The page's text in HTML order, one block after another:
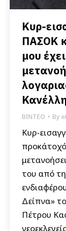
Κυρ-
ΠΑΣΟΚ
μου
ΒΙΝΤΕΟ By
Κυρ-
του από
Δείπνα»
Πέτρου